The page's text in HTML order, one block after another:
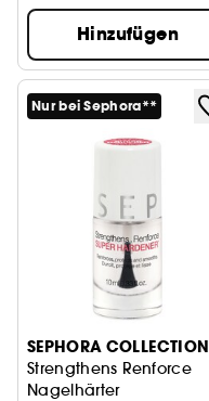
Hinzufügen
Nur bei Sephora**
SEPHORA COLLECTION
Strengthens Renforce
Nagelhärter